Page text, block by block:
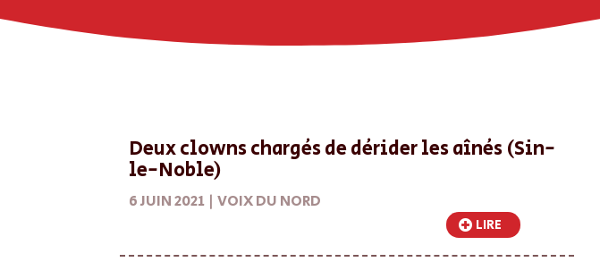
Deux clowns chargés de dérider les aînés (Sin-
le-Noble)
6 JUIN 2021 |VOIX DU NORD
LIRE